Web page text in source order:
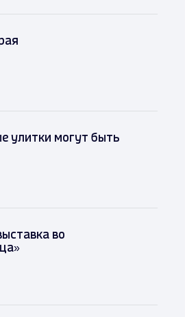
улитки могут быть
во